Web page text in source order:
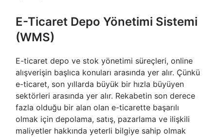
E-Ticaret Depo Yönetimi Sistemi
(WMS)
E-ticaret depo ve stok yönetimi süreçleri, online
alışverişin başlıca konuları arasında yer alır. Çünkü
e-ticaret, son yıllarda büyük bir hızla büyüyen
sektörleri arasında yer alır. Rekabetin son derece
fazla olduğu bir alan olan e-ticarette başarılı
olmak için depolama, satış, pazarlama ve ilişkili
maliyetler hakkında yeterli bilgiye sahip olmak